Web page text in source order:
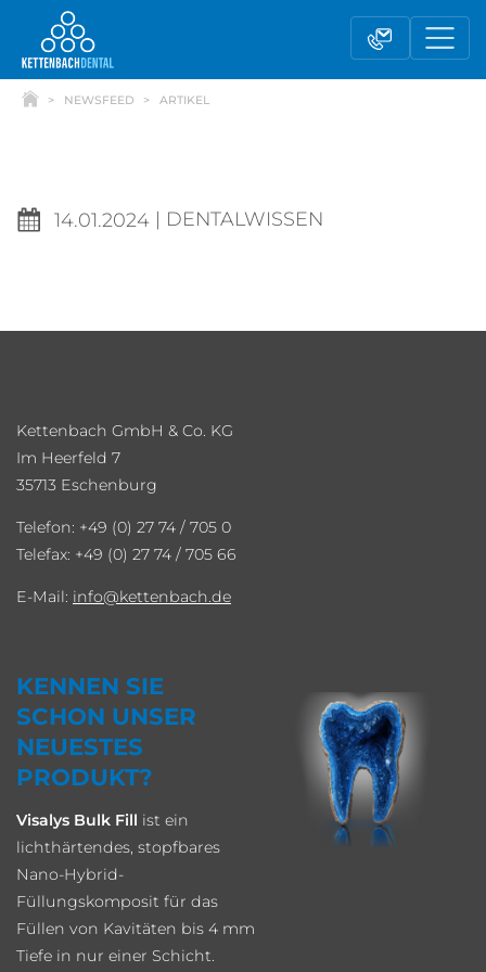
Fachhandel
NEWSFEED ARTIKEL
14.01.2024 | DENTALWISSEN
Kettenbach GmbH & Co. KG
Im Heerfeld 7
35713 Eschenburg
Telefon: +49 (0) 27 74 / 705 0
Telefax: +49 (0) 27 74 / 705 66
E-Mail: info kettenbach.de
KENNEN SIE
SCHON UNSER
NEUESTES
PRODUKT?
Visalys Bulk Fill ist ein
lichthärtendes, stopfbares
Nano-Hybrid-
Füllungskomposit für das
Füllen von Kavitäten bis 4 mm
Tiefe in nur einer Schicht.